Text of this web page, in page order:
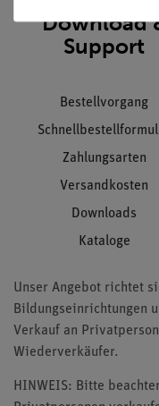
Download
Support
Bestellvorgang
Zahlungsarten
Versandkosten
Downloads
Kataloge
Unser Angebot richtet
Bildungseinrichtungen
Verkauf an
Wiederverkäufer.
HINWEIS: Bitte